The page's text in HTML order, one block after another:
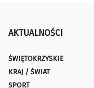
AKTUALNOŚCI
ŚWIĘTOKRZYSKIE
KRAJ / ŚWIAT
SPORT